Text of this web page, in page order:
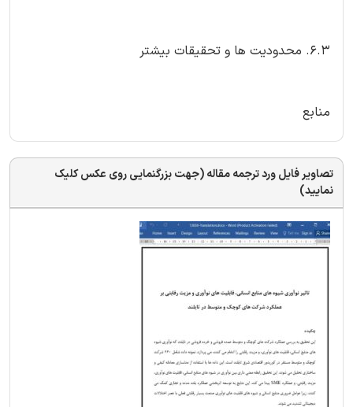
6.3. محدودیت ها و تحقیقات بیشتر
منابع
تصاویر فایل ورد ترجمه مقاله (جهت بزرگنمایی روی عکس کلیک
نمایید)